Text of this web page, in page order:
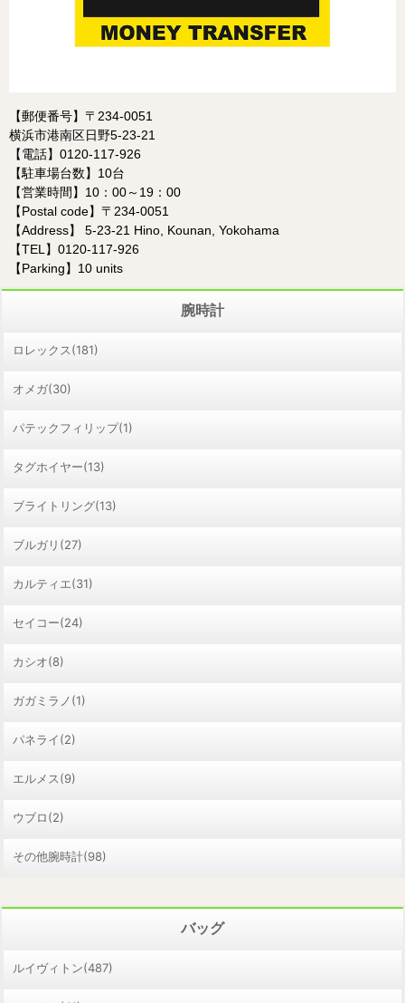
【郵便番号】〒234-0051
横浜市港南区日野5-23-21
【電話】0120-117-926
【駐車場台数】10台
【営業時間】10：00～19：00
【Postal code】〒234-0051
【Address】 5-23-21 Hino, Kounan, Yokohama
【TEL】0120-117-926
【Parking】10 units
腕時計
ロレックス(181)
オメガ(30)
パテックフィリップ(1)
タグホイヤー(13)
ブライトリング(13)
ブルガリ(27)
カルティエ(31)
セイコー(24)
カシオ(8)
ガガミラノ(1)
パネライ(2)
エルメス(9)
ウブロ(2)
その他腕時計(98)
バッグ
ルイヴィトン(487)